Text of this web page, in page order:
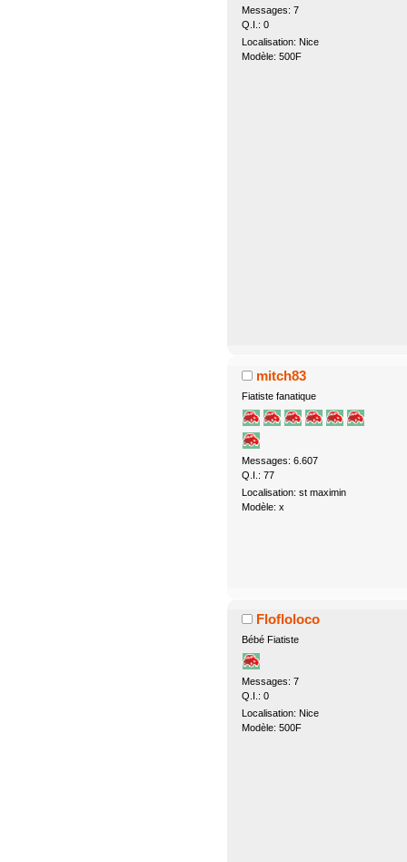
Messages: 7
Q.I.: 0
Localisation: Nice
Modèle: 500F
mitch83
Fiatiste fanatique
Messages: 6.607
Q.I.: 77
Localisation: st maximin
Modèle: x
Flofloloco
Bébé Fiatiste
Messages: 7
Q.I.: 0
Localisation: Nice
Modèle: 500F